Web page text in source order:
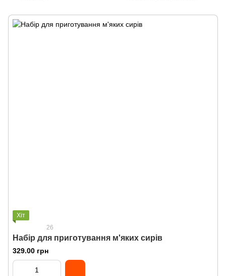
Хіт
26
Набір для приготування м'яких сирів
329.00 грн